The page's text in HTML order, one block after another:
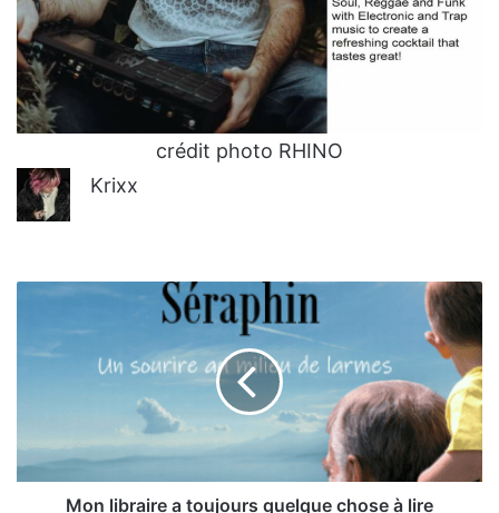
crédit photo RHINO
Krixx
toujours
lire
Mon libraire a toujours quelque chose à lire